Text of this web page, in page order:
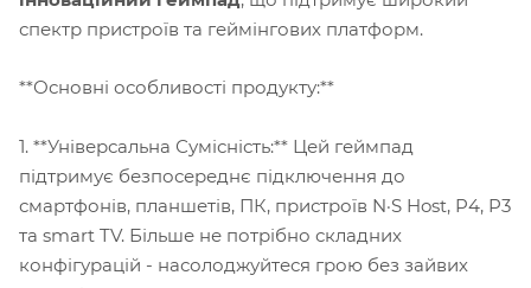
спектр пристроїв та геймінгових платформ.
**Основні особливості продукту:**
1. **Універсальна Сумісність:** Цей геймпад
підтримує безпосереднє підключення до
смартфонів, планшетів, ПК, пристроїв N·S Host, P4, P3
та smart TV. Більше не потрібно складних
конфігурацій - насолоджуйтеся грою без зайвих